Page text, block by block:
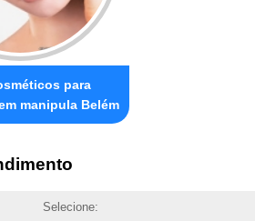
para
manipula Belém
Selecione: